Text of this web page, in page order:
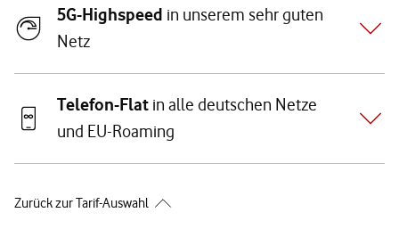
5G-Highspeed in unserem sehr guten
Netz
Telefon-Flat in alle deutschen Netze
und EU-Roaming
Zurück zur Tarif-Auswahl